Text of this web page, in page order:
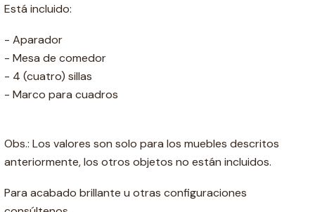
Está incluido:
- Aparador
- Mesa de comedor
- 4 (cuatro) sillas
- Marco para cuadros
Obs.: Los valores son solo para los muebles descritos
anteriormente, los otros objetos no están incluidos.
Para acabado brillante u otras configuraciones